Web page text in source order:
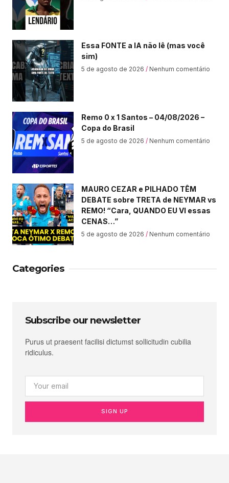
Essa FONTE a IA não lê (mas você
sim)
5 de agosto de 2026 Nenhum comentário
Remo 0 x 1 Santos – 04/08/2026 –
Copa do Brasil
5 de agosto de 2026 Nenhum comentário
MAURO CEZAR e PILHADO TÊM
DEBATE sobre TRETA de NEYMAR vs
REMO! “Cara, QUANDO EU VI essas
CENAS…”
5 de agosto de 2026 Nenhum comentário
Categories
Subscribe our newsletter
Purus ut praesent facilisi dictumst sollicitudin cubilia
ridiculus.
SIGN UP